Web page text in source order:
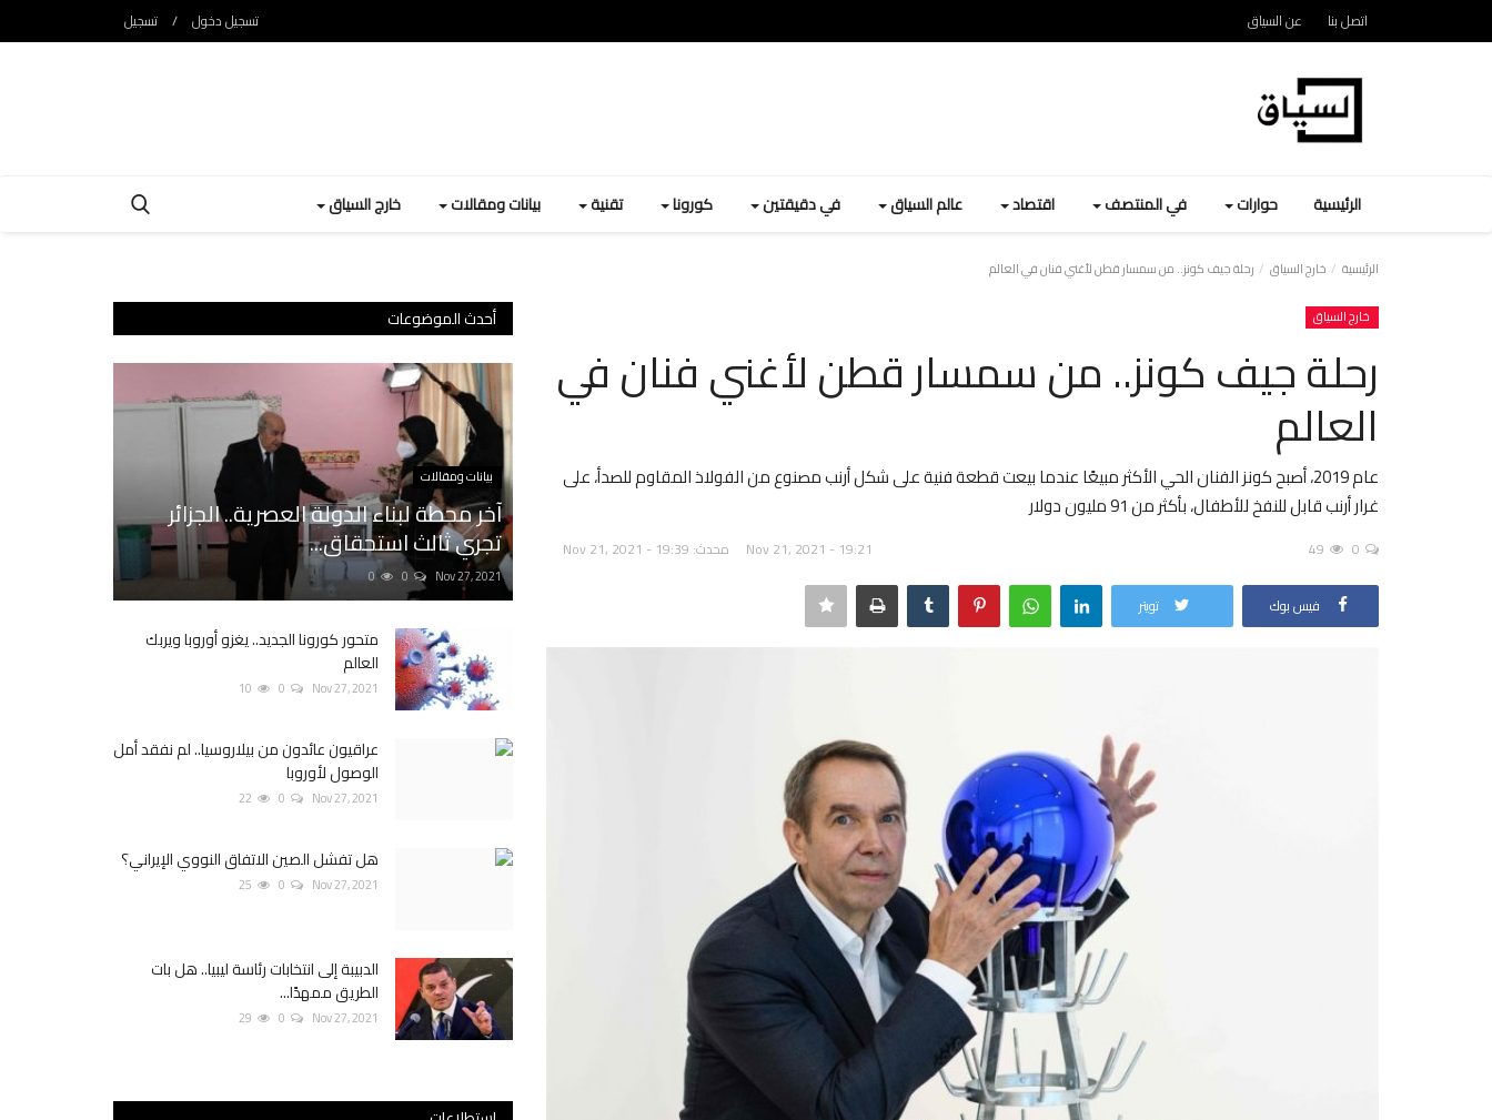
اتصل بنا عن السياق تسجيل دخول / تسجيل
الرئيسية حوارات في المنتصف اقتصاد عالم السياق في دقيقتين كورونا تقنية بيانات ومقالات خارج السياق
الرئيسية خارج السياق رحلة جيف كونز.. من سمسار قطن لأغني فنان في العالم
خارج السياق
رحلة جيف كونز.. من سمسار قطن لأغني فنان في
العالم
عام 2019، أصبح كونز الفنان الحي الأكثر مبيعًا عندما بيعت قطعة فنية على شكل أرنب مصنوع من الفولاذ المقاوم للصدأ، على
غرار أرنب قابل للنفخ للأطفال، بأكثر من 91 مليون دولار
Nov 21, 2021 - 19:21 محدث: Nov 21, 2021 - 19:39 0
49
فيس بوك تويتر
أحدث الموضوعات
بيانات ومقالات
آخر محطة لبناء الدولة العصرية.. الجزائر
تجري ثالث استحقاق...
Nov 27, 2021
0
0
متحور كورونا الجديد.. يغزو أوروبا ويربك
العالم
Nov 27, 2021
0
10
عراقيون عائدون من بيلاروسيا.. لم نفقد أمل
الوصول لأوروبا
Nov 27, 2021
0
22
هل تفشل الصين الاتفاق النووي الإيراني؟
Nov 27, 2021
0
25
الدبيبة إلى انتخابات رئاسة ليبيا.. هل بات
الطريق ممهدًا...
Nov 27, 2021
0
29